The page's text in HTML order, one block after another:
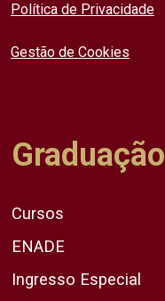
Política de Privacidade
Gestão de Cookies
Graduação
Cursos
ENADE
Ingresso Especial